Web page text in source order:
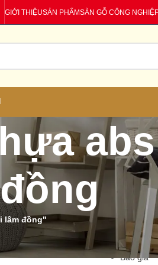
GIỚI THIỆUSẢN PHẨMSÀN GỖ CÔNG
lâm đồng"
Báo giá